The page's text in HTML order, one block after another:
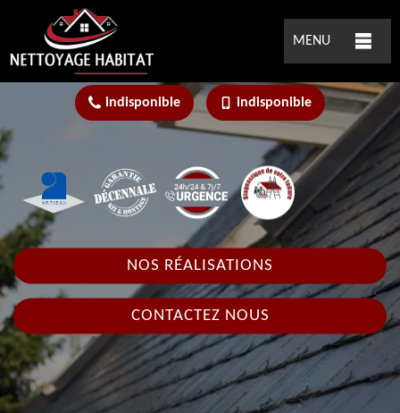
MENU
indisponible indisponible
NOS RÉALISATIONS
CONTACTEZ NOUS